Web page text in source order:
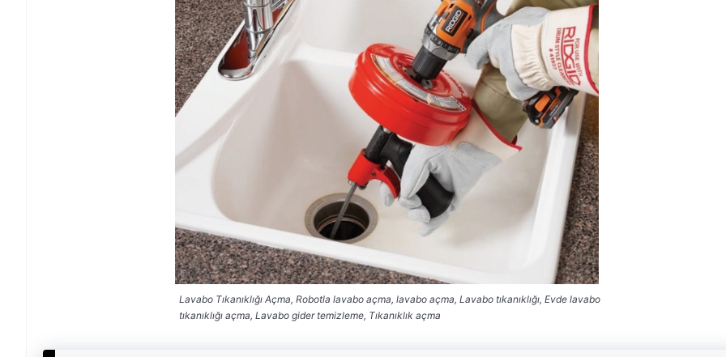
Lavabo Tıkanıklığı Açma, Robotla lavabo açma, lavabo açma, Lavabo tıkanıklığı, Evde lavabo
tıkanıklığı açma, Lavabo gider temizleme, Tıkanıklık açma